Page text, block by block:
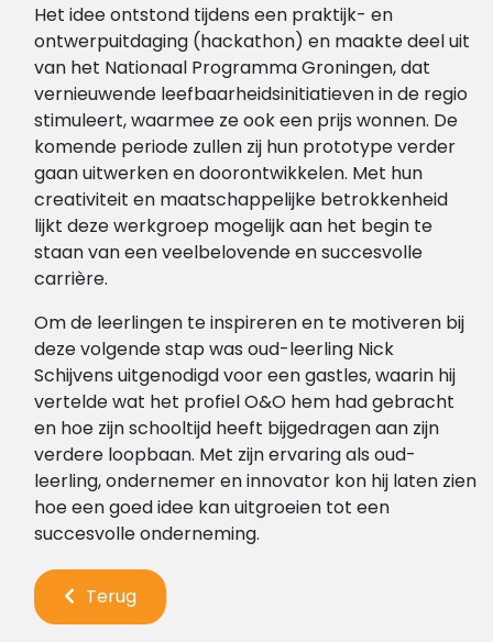
Het idee ontstond tijdens een praktijk- en
ontwerpuitdaging (hackathon) en maakte deel uit
van het Nationaal Programma Groningen, dat
vernieuwende leefbaarheidsinitiatieven in de regio
stimuleert, waarmee ze ook een prijs wonnen. De
komende periode zullen zij hun prototype verder
gaan uitwerken en doorontwikkelen. Met hun
creativiteit en maatschappelijke betrokkenheid
lijkt deze werkgroep mogelijk aan het begin te
staan van een veelbelovende en succesvolle
carrière.
Om de leerlingen te inspireren en te motiveren bij
deze volgende stap was oud-leerling Nick
Schijvens uitgenodigd voor een gastles, waarin hij
vertelde wat het profiel O&O hem had gebracht
en hoe zijn schooltijd heeft bijgedragen aan zijn
verdere loopbaan. Met zijn ervaring als oud-
leerling, ondernemer en innovator kon hij laten zien
hoe een goed idee kan uitgroeien tot een
succesvolle onderneming.
Terug